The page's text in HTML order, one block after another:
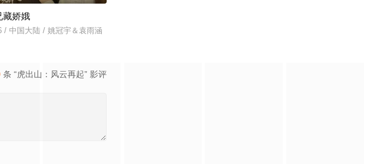
藏娇娥
/ 中国大陆 / 姚冠宇＆袁雨涵
条 “虎出山：风云再起” 影评